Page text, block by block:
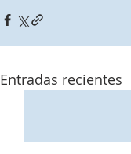
Entradas recientes